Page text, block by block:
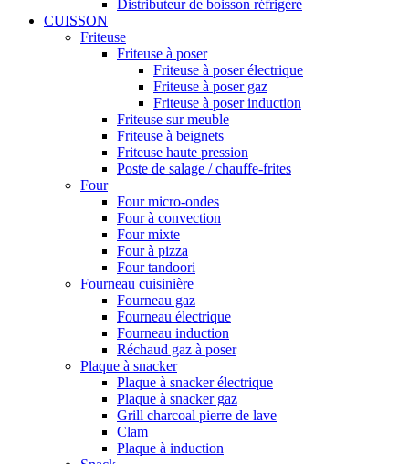
Distributeur de boisson réfrigéré
CUISSON
Friteuse
Friteuse à poser
Friteuse à poser électrique
Friteuse à poser gaz
Friteuse à poser induction
Friteuse sur meuble
Friteuse à beignets
Friteuse haute pression
Poste de salage / chauffe-frites
Four
Four micro-ondes
Four à convection
Four mixte
Four à pizza
Four tandoori
Fourneau cuisinière
Fourneau gaz
Fourneau électrique
Fourneau induction
Réchaud gaz à poser
Plaque à snacker
Plaque à snacker électrique
Plaque à snacker gaz
Grill charcoal pierre de lave
Clam
Plaque à induction